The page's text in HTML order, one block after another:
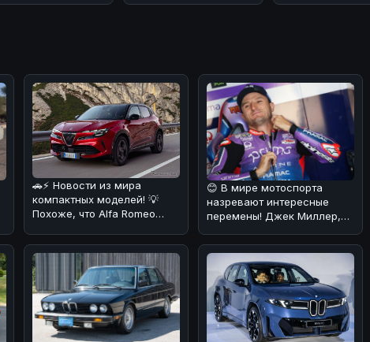
🚗⚡ Новости из мира
компактных моделей! 💡
Похоже, что Alfa Romeo
поклонников
😊 В мире мотоспорта
назревают интересные
перемены! Джек Миллер,
мотогонщик, выступающ